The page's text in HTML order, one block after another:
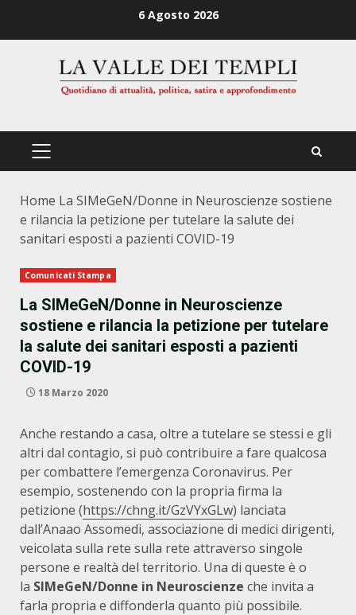
6 Agosto 2026
PRIMÄRES
Home La SIMeGeN/Donne in Neuroscienze sostiene
e rilancia la petizione per tutelare la salute dei
sanitari esposti a pazienti COVID-19
Comunicati Stampa
La SIMeGeN/Donne in Neuroscienze
sostiene e rilancia la petizione per tutelare
la salute dei sanitari esposti a pazienti
COVID-19
18 Marzo 2020
Anche restando a casa, oltre a tutelare se stessi e gli
altri dal contagio, si può contribuire a fare qualcosa
per combattere l’emergenza Coronavirus. Per
esempio, sostenendo con la propria firma la
petizione (https://chng.it/GzVYxGLw) lanciata
dall’Anaao Assomedi, associazione di medici dirigenti,
veicolata sulla rete sulla rete attraverso singole
persone e realtà del territorio. Una di queste è o
la SIMeGeN/Donne in Neuroscienze che invita a
farla propria e diffonderla quanto più possibile.